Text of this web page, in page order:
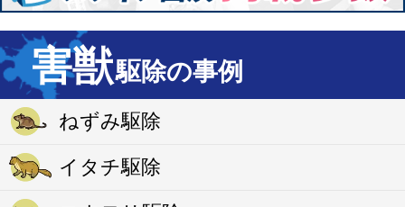
害獣駆除の事例
ねずみ駆除
イタチ駆除